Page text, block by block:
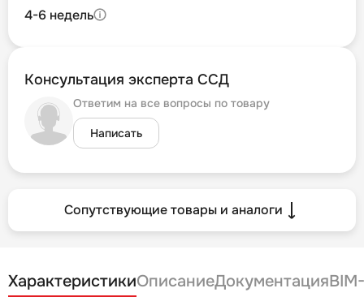
4-6 недель
Консультация эксперта ССД
Ответим на все вопросы по товару
Написать
Сопутствующие товары и аналоги
ХарактеристикиОписаниеДокументация